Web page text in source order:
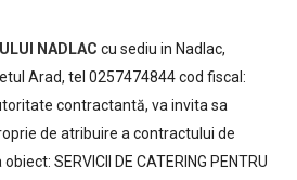
NADLAC cu sediu in Nadlac,
Arad, tel 0257474844 cod fiscal:
contractantă, va invita sa
de atribuire a contractului de
SERVICII DE CATERING PENTRU